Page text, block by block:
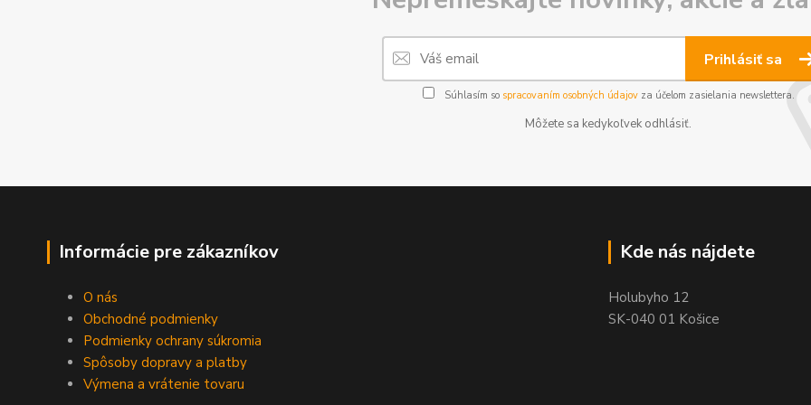
Prihlásiť sa
Súhlasím so spracovaním osobných údajovza účelom zasielania newslettera.
Môžete sa kedykoľvek odhlásiť.
Informácie pre zákazníkov
O nás
Obchodné podmienky
Podmienky ochrany súkromia
Spôsoby dopravy a platby
Výmena a vrátenie tovaru
Kde nás nájdete
Holubyho 12
SK-040 01 Košice